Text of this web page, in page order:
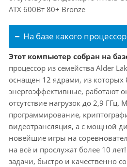
ATX 600Вт 80+ Bronze
На базе какого
Этот компьютер собран на
процессор из семейства Alder
оснащен 12 ядрами, из которых
энергоэффективные, работают
отсутствие нагрузок до 2,9
программирование,
видеотрансляция, а с мощной
новейшие игры на
на всё и прослужат более 10
задачи, быстро и качественно